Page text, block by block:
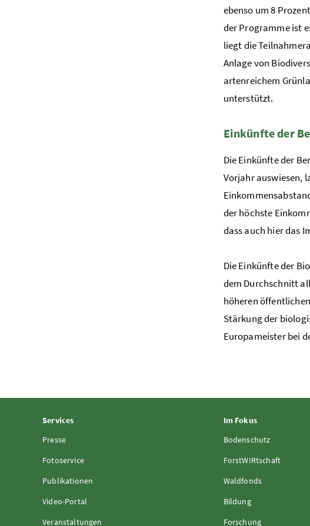
ebenso um 8 Prozent
der Programme ist
liegt die
Anlage von
artenreichem
unterstützt.
Einkünfte der
Die Einkünfte der
Vorjahr auswiesen,
der höchste
dass auch hier das
Die Einkünfte der
dem Durchschnitt
höheren
Stärkung der
Europameister bei
Services
Presse
Fotoservice
Publikationen
Video-Portal
Veranstaltungen
Im Fokus
Bodenschutz
ForstWIRtschaft
Waldfonds
Bildung
Forschung